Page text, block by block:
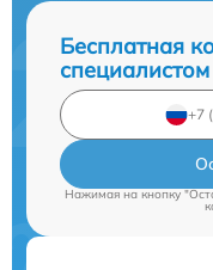
Бесплатная
специалистом
Нажимая на кнопку